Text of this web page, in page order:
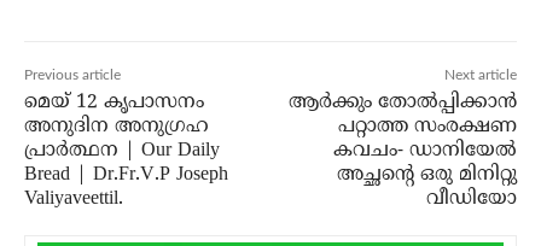
Previous article
മെയ് 12 കൃപാസനം
അനുദിന അനുഗ്രഹ
പ്രാർത്ഥന | Our Daily
Bread | Dr.Fr.V.P Joseph
Valiyaveettil.
Next article
ആർക്കും തോൽപ്പിക്കാൻ
പറ്റാത്ത സംരക്ഷണ
കവചം- ഡാനിയേൽ
അച്ഛന്റെ ഒരു മിനിറ്റു
വീഡിയോ